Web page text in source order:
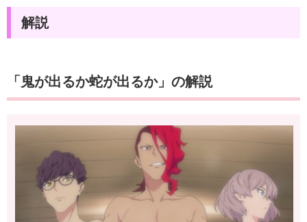
解説
「鬼が出るか蛇が出るか」の解説